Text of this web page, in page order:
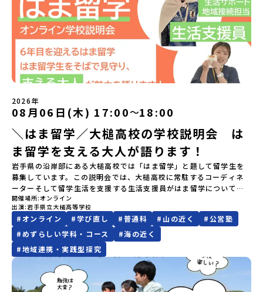
のご連絡日：お支払いいただく旅行代金】・21日目にあたる日以
前：無料・20日目-8日目：20％・7日目-2日目：30％・プログラム
開始日の前日：40％・プログラム開始日当日：50％・ご連絡無しで
の不参加またはプログラム開始後の解除：100％・催行中止について
天候などの状況等によって開催を見合わせる可能性があります。そ
の場合は原則、開催日1週間前までにご連絡いたします。又、最少催
行人数に達しなかった場合は、開催日3週間前までに催行中止の旨を
メールにてご連絡いたします。・よくあるご質問その他、よくある
ご質問についてはこちらをご確認ください。運営団体について＜プ
ログラム主催：一般財団法人地域・教育魅力化プラットフォーム＞
「意志ある若者にあふれる持続可能な地域・社会をつくる」という
ビジョンを掲げ、2017年3月に島根県に設立した教育事業団体で
す。日本全国約200の高校と連携しながら、中学卒業後に地域の枠を
越えて生徒一人ひとりの夢や価値観に合った地域・学校で1〜3年間
過ごすことができるシステム「地域みらい留学」をはじめとした、
教育事業や地域活性モデルをつくり続けています。名 称：一般財
団法人地域・教育魅力化プラットフォーム設 立：2017年3月代表
者：岩本 悠所在地：〒690-0842 島根県松江市東本町二丁目25-6
みらいBASE2階 その他所在地公式HP：http://c-platform.or.jp/
お問い合わせ先担当：小川・小原E-mail：info@miratabi.jp「お
ためし地域留学体験」のプログラム開催情報を公式LINEにて配信
中！ぜひご登録ください♪地域みらい留学公式LINE
ろ？プログラム詳細解説、質疑応答お申し込み：https://c-
mirai.jp/events/002112お気軽にどうぞ！「はじめての一人旅だ
けど大丈夫？」「どんな体験ができるの？」そんな保護者様の不安
や、中学生のみなさんの素朴な疑問にスタッフが直接お答えしま
す。チャットでの質問も可能ですので、ぜひご自宅からリラックス
してご参加ください。▼お申し込み前に必ずご確認ください・参加
規約への同意プログラムへの参加申し込みいただく前に、「お申し
い。・抽選による参加者決定についてお申込みいただいた方の中か
ら抽選の上、締め切り日から1週間を目途に、お申し込み時に記入い
ただいたメールアドレス宛に「当選／落選メール」をお送りいたし
ます。当選者は、メールに記載された「当選確認フォーム」に３日
以内に回答いただき、確認フォームの提出をもって参加確定とさせ
ていただきます。当選確認フォームの期日までにご回答いただけな
い場合は、当選を取り消しとさせていただきます。当選取り消しが
あった場合は、繰り上げ当選者へご連絡させていただきます。登録
メールアドレスの変更をご希望の場合は下記の地域みらい留学公式
LINEよりご連絡をお願いします。※受信制限設定をしていると、通
知メールをお受け取りいただけません。その場合は、
「@miratabi.jp」からのメールを受信できるよう設定をお願いいた
します。※結果に関する個別のお問合せにはお答えしておりません
ので、ご了承ください。・お申し込みについてお申込はお一人様1回
限りです。PC・スマートフォンからお申込ください。申込後の内容
変更はできません。お申込時は、メールアドレスの入力間違いにご
注意ください。・宿泊について１室に複数(同性2～4名程度)で宿泊
いただく予定です。・食事アレルギー対応について個別の詳細なア
全国20以上の地域から選んで参加できる「おためし地域留学」の全
体像や魅力について、説明会を開催しました。中学生一人での参加
にあたり、保護者様が特に気になる「安全面」や「事務局のサポー
ト体制」についても詳しく解説しています。ぜひ、ご自宅からお気
軽にご視聴ください。🎬 [アーカイブ動画を視聴する]YouTube：
https://youtu.be/Yt8nd04aNgA?si=e5erbspvwz5O8_uF
【STEP 2】出水市・出水工業高校プログラム説明会〜「出水市・出
水工業高校」の内容を具体的に深掘りしたい方へ〜全体説明を聞い
たうえで、「出水市では具体的に何をするの？」「どんな町な
の？」という疑問にお答えする説明会です。出水市ならではの豊か
な文化や、2泊3日のプログラムの中身をたっぷりとお伝えします。
日 時： 6月9日日(水)19:00-19:45内 容： 出水市ってどんなとこ
ろ？プログラム詳細解説、質疑応答お申し込み：https://c-
mirai.jp/events/091247お気軽にどうぞ！「はじめての一人旅だ
けど大丈夫？」「どんな体験ができるの？」そんな保護者様の不安
や、中学生のみなさんの素朴な疑問にスタッフが直接お答えしま
す。チャットでの質問も可能ですので、ぜひご自宅からリラックス
してご参加ください。▼お申し込み前に必ずご確認ください・参加
規約への同意プログラムへの参加申し込みいただく前に、「お申し
込みに関する各規約」への同意が必須となります。ご確認くださ
い。・抽選による参加者決定についてお申込みいただいた方の中か
ら抽選の上、締め切り日から1週間を目途に、お申し込み時に記入い
ただいたメールアドレス宛に「当選／落選メール」をお送りいたし
ます。当選者は、メールに記載された「当選確認フォーム」に3日以
内に回答いただき、確認フォームの提出をもって参加確定とさせて
いただきます。当選確認フォームの期日までにご回答いただけない
日本全国から集まる中学生や「平舘（たいらだて）高校」の高校生
と一緒にさまざまなアクティビティを体験していただきます。他に
はないスペシャルな魅力がギュッと詰まった岩手県八幡平市で五感
を使いながら、まちの魅力を一緒に探究してみませんか？地域と一
体になり「開拓者精神」を育む！「平舘（たいらだて）高校」と
は？今回のプログラムを一緒に過ごしてくれる高校生は「平舘（た
いらだて）高校」の生徒たち。この高校の特徴は「地域と一体にな
った探究教育」と「自分で考えて動くチカラを大切にしている」こ
自身が「探究プロジェクト」を企画し取り組むユニークな高校で
す。机の上で勉強するだけではない、実践的な探究やフィールドワ
ークを楽しむことができます。今回は、そんなエネルギッシュに活
躍する高校生と一緒に交流したり対話をしながら、町の文化・料理
を楽しみ、高校での活動のイメージをもつことができる絶好の機
会！この地域でしか味わえない豊かな体験をぜひ楽しんでください
🎵体験のおすすめポイント体験プログラム内容（予定）＜1日目＞
（PM）「オリエンテーション」「地熱染色・発電所見学」 -八幡
平市の自然を知る -地球のチカラを使ったアートづくり「ペンショ
ンで夕食」「1日目の振り返り」「星空観察」※希望者＜2日目＞
（AM）「平舘（たいらだて）高校見学」 -高校生活をイメージし
よう「郷土料理・BBQ」 -高校生・地元の方と交流を深める
（PM）「“八幡平市”体感ワークショップ」 -あけびづるで表札づく
り -学校周辺散策「ペンションで夕食」「2日目の振り返り」 -みん
なで振り返り対話＜3日目＞（AM）「大更駅複合施設の見学」「振
り返りワークショップ」 -個人での振り返り -グループでの振り
返り「お土産・昼食」（PM） 解散 ※天候の状況や参加人数によっ
万円】の給付型奨学金～夢に向かって一歩踏み出す、あなたの未来
を応援！～ 詳細・条件はこちらから-----------------------------
----＜体験費・宿泊費が無料！＞一万年前から続く自然と人の暮らし
が今も残る町！広大な自然と生き物とともに生きる豊かさに触れ、
まちの暮らしを一緒に体験してみませんか？「地元以外の地域の暮
らしが気になる。いつか留学してみたい！」「大自然と生き物が好
き！興味がある！」「自分の進学や将来の可能性をもっとひらきた
い！」そんな中学生のみなさんにおすすめ！「おためし地域留学体
験」は、日本全国約200の高校と連携し、地域の枠を超えて学校生活
を送る「地域みらい留学」をプチ体験できるプログラムです。はじ
めてのひとり旅でも安心！現地でもスタッフがしっかりとサポート
いたします。今回のフィールドは「北海道 標津町（しべつちょ
う）」北海道の東に位置する標津町（しべつちょう）は人口 約
4,600人の町。東の水平線の奥に見えるのは北方領土の国後島（くな
しりとう）、西には世界遺産に認定されている秘境・知床半島（し
れとこはんとう）、鶴や白鳥など珍しい野鳥の宝庫である野付半島
（のつけはんとう）をながめることができ、ミルクの里の牧草地が
広がる牛の酪農（らくのう）もさかんで、海と緑と川の自然と生き
物が豊かな町です！標津町はさらに「鮭（さけ）の聖地」としても
有名。江戸時代には将軍家にも贈られたほどで、今では「日本遺
産」に登録されています。一万年前から続く伝統的な「鮭」の産業
とともに人々の豊かな暮らしがあります。一万年前の縄文時代か
ら、人々の間で大切に守り受け継がれ、厳しい大自然と向き合い、
山・海・川がもたらす恵みに深く感謝しながら生きていく姿勢は今
も息づく「命の循環」です。日本遺産にも認定されている「サケ」
の伝統産業や、雄大な知床の裾野で命を育む酪農の歴史など、自然
2026年
08月06日(木) 17:00〜18:00
＼はま留学／大槌高校の学校説明会 は
ま留学を支える大人が語ります！
岩手県の沿岸部にある大槌高校では「はま留学」と題して留学生を
募集しています。この説明会では、大槌高校に常駐するコーディネ
ーターそして留学生活を支援する生活支援員がはま留学についてご
紹介します！★はま留学のキーワード★・令和6年度から「地域探究
科」がスタート！・自分の「やってみたい」に挑戦できる「マイプ
ロジェクト」・大槌町の復興の力になる「復興研究会」・東京大学
の研究所で海を学ぶ「はま研究会」・地域を舞台に学ぶ探究的な授
業「地域みらい学」・自立した生活スタイルが身に付く「民宿での
下宿生活」・生徒自らが校則を変えていく「校則検討委員会」・校
内にある秘密基地「コラボ・スクール(塾)」・希望の進路実現に向け
たサポート
開催場所 オンライン
出演 岩手県立大槌高等学校
#オンライン #学び直し #普通科 # 山の近く #公営塾
#めずらしい学科・コース #海の近く
#地域連携・実践型探究